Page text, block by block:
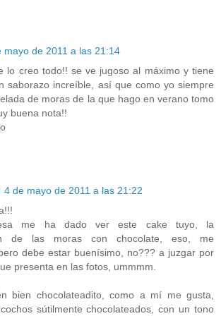
mayo de 2011 a las 21:14
lo creo todo!! se ve jugoso al máximo y tiene
saborazo increíble, así que como yo siempre
de moras de la que hago en verano tomo
buena nota!!
4 de mayo de 2011 a las 21:22
me ha dado ver este cake tuyo, la
de las moras con chocolate, eso, me
debe estar buenísimo, no??? a juzgar por
presenta en las fotos, ummmm.
bien chocolateadito, como a mí me gusta,
sútilmente chocolateados, con un tono